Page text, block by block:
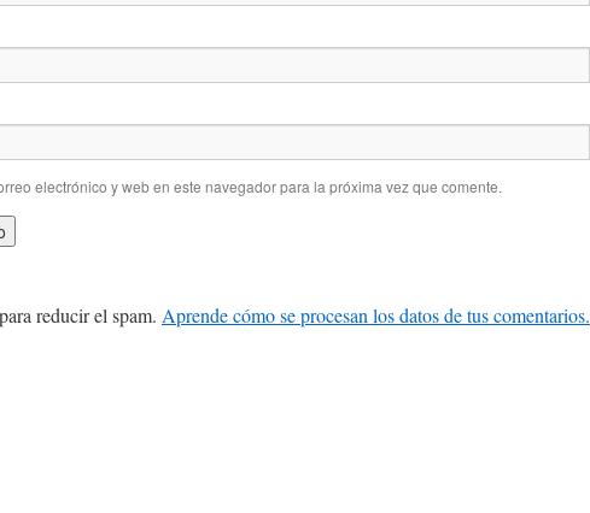
electrónico y web en este navegador para la próxima vez que comente.
reducir el spam. Aprende cómo se procesan los datos de tus comentarios.